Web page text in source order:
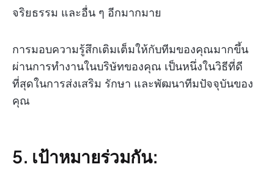
จริยธรรม และอื่น ๆ อีกมากมาย
การมอบความรู้สึกเติมเต็มให้กับทีมของคุณมากขึ้น
ผ่านการทำงานในบริษัทของคุณ เป็นหนึ่งในวิธีที่ดี
ที่สุดในการส่งเสริม รักษา และพัฒนาทีมปัจจุบันของ
คุณ
5. เป้าหมายร่วมกัน: